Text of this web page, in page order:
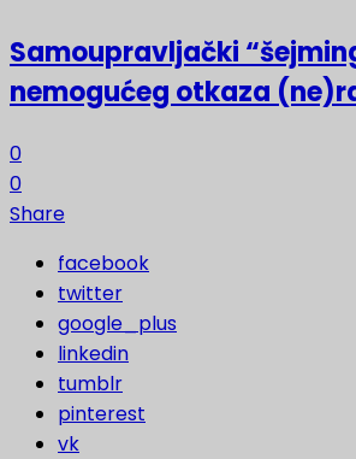
Samoupravljački
nemogućeg otkaza
0
0
Share
facebook
twitter
google_plus
linkedin
tumblr
pinterest
vk